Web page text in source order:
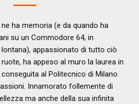
ha memoria (e da quando ha
su un Commodore 64, in
appassionato di tutto ciò
ha appeso al muro la laurea in
al Politecnico di Milano
Innamorato follemente di
ma anche della sua infinita